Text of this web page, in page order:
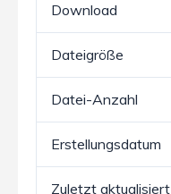
Download
Dateigröße
Datei-Anzahl
Erstellungsdatum
Zuletzt aktualisiert